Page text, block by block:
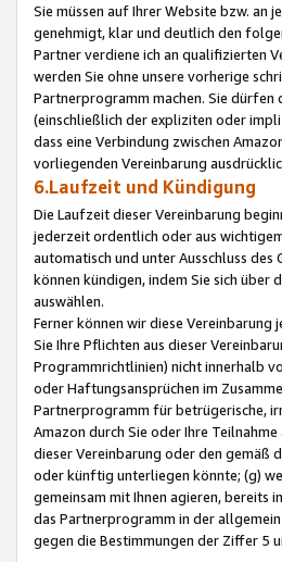
Sie müssen auf Ihrer Website bzw. an
genehmigt, klar und deutlich den
Partner verdiene ich an qualifizierten
werden Sie ohne unsere vorherige
Partnerprogramm machen. Sie dürfen
(einschließlich der expliziten oder
dass eine Verbindung zwischen
vorliegenden Vereinbarung
6.Laufzeit und Kündigung
Die Laufzeit dieser Vereinbarung
jederzeit ordentlich oder aus
automatisch und unter Ausschluss
können kündigen, indem Sie sich
auswählen.
Ferner können wir diese
Sie Ihre Pflichten aus dieser
Programmrichtlinien) nicht innerhalb
oder Haftungsansprüchen im
Partnerprogramm für betrügerische,
Amazon durch Sie oder Ihre
dieser Vereinbarung oder den gemäß
oder künftig unterliegen könnte; (g)
gemeinsam mit Ihnen agieren, bereits
das Partnerprogramm in der
gegen die Bestimmungen der Ziffer 5